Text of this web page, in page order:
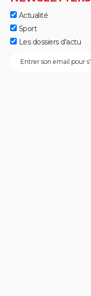
Actualité
Sport
Les dossiers d'actu